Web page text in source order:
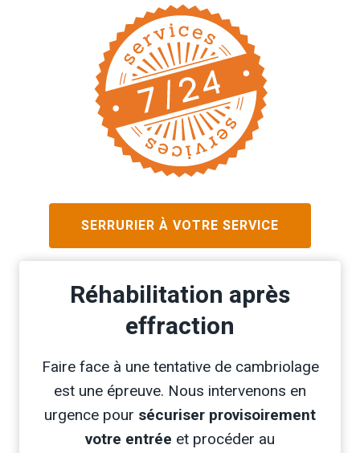
SERRURIER À VOTRE SERVICE
Réhabilitation après
effraction
Faire face à une tentative de cambriolage
est une épreuve. Nous intervenons en
urgence pour sécuriser provisoirement
votre entrée et procéder au